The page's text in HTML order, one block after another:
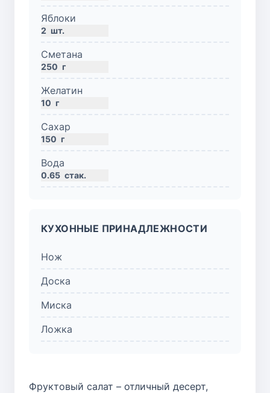
Яблоки
2 шт.
Сметана
250 г
Желатин
10 г
Сахар
150 г
Вода
0.65 стак.
КУХОННЫЕ ПРИНАДЛЕЖНОСТИ
Нож
Доска
Миска
Ложка
Фруктовый салат – отличный десерт,